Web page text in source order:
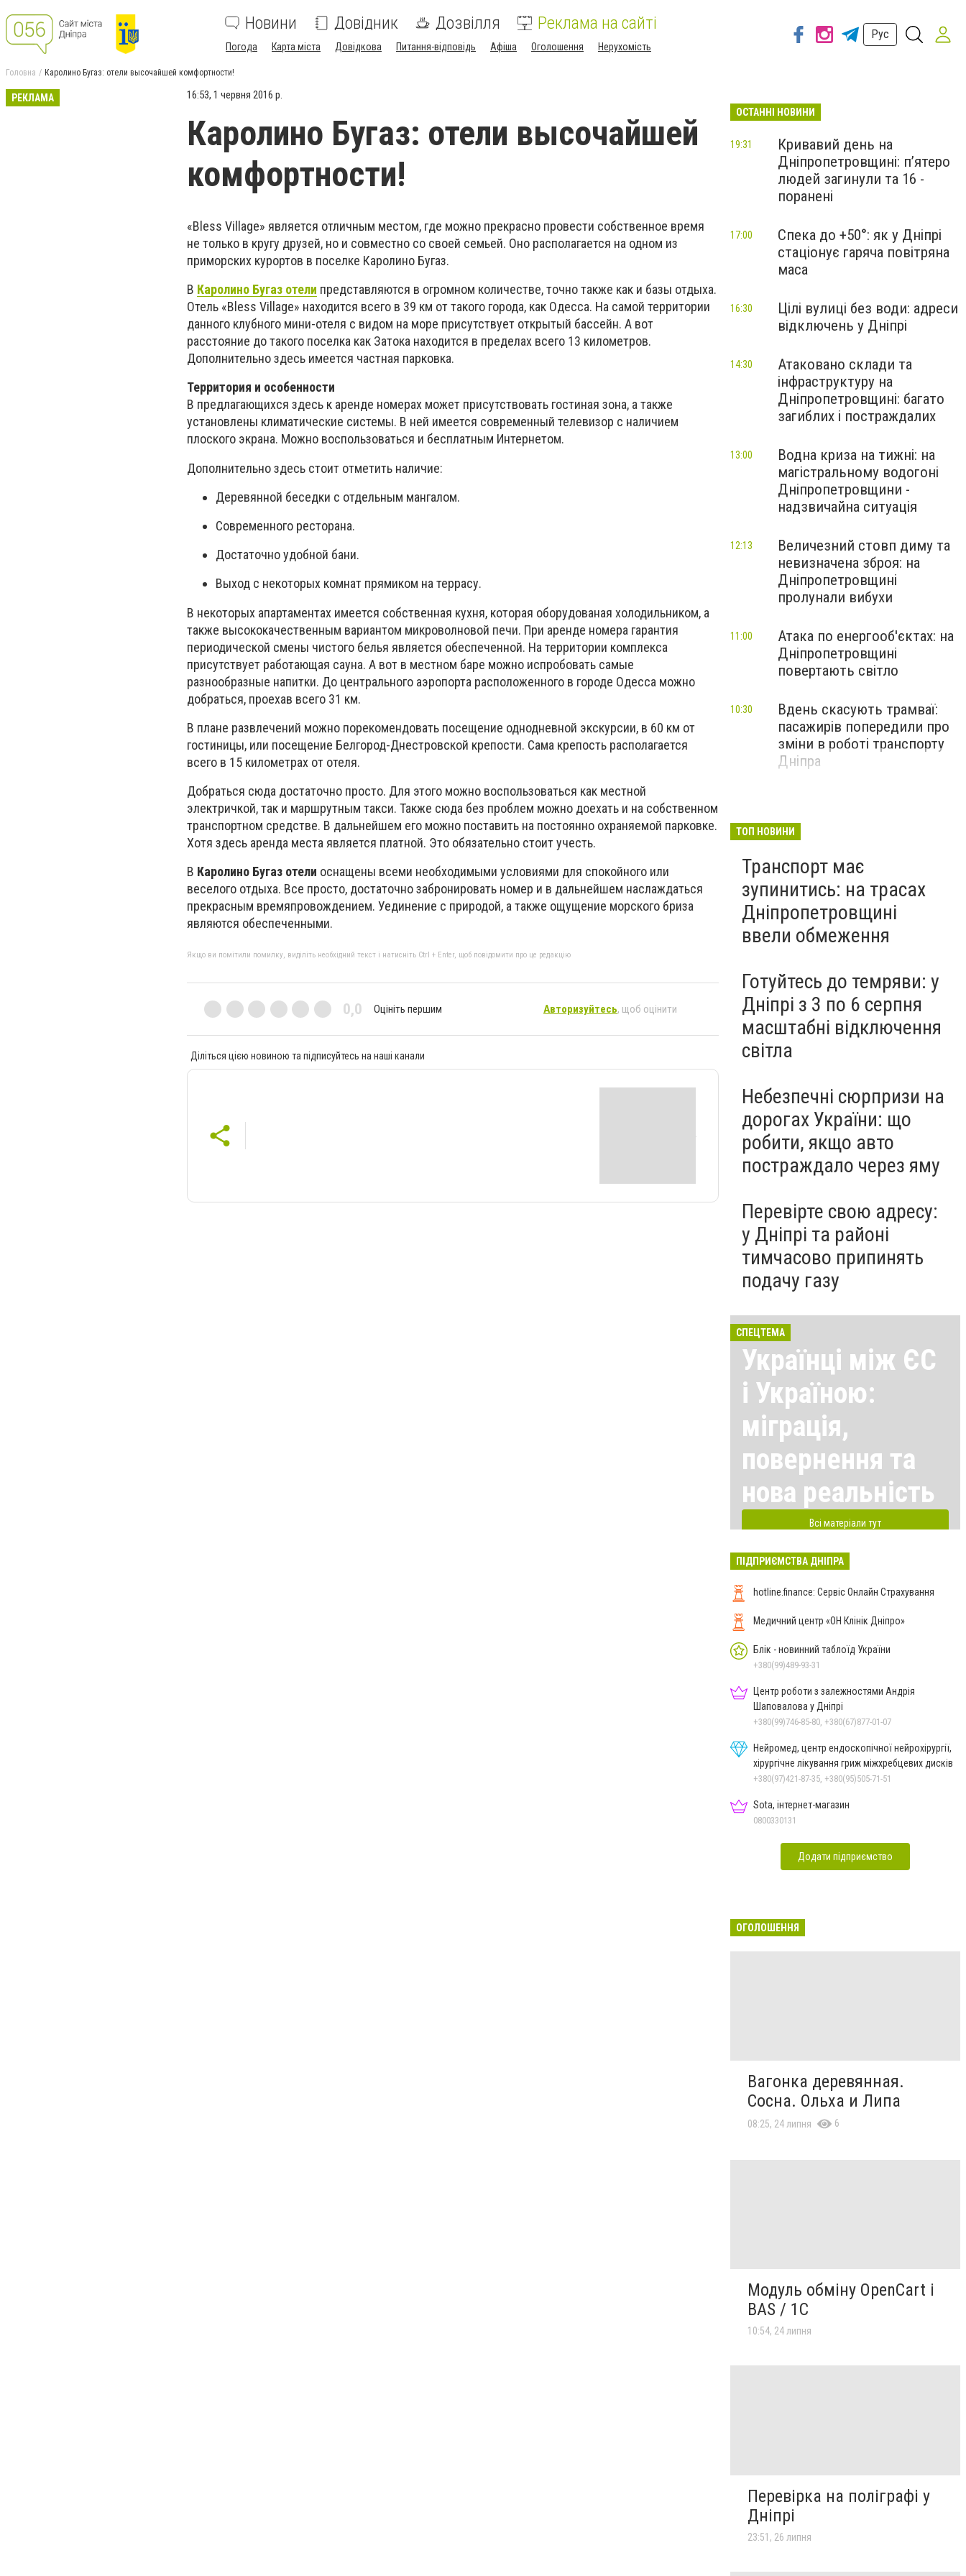
Новини Довідник Дозвілля Реклама на сайті
Погода Карта міста Довідкова Питання-відповідь Афіша Оголошення Нерухомість
Рус
Головна Каролино Бугаз: отели высочайшей комфортности!
РЕКЛАМА 16:53, 1 червня 2016 р.
Каролино Бугаз: отели высочайшей
комфортности!
«Bless Village» является отличным местом, где можно прекрасно провести собственное время
не только в кругу друзей, но и совместно со своей семьей. Оно располагается на одном из
приморских курортов в поселке Каролино Бугаз.
В Каролино Бугаз отели представляются в огромном количестве, точно также как и базы отдыха.
Отель «Bless Village» находится всего в 39 км от такого города, как Одесса. На самой территории
данного клубного мини-отеля с видом на море присутствует открытый бассейн. А вот
расстояние до такого поселка как Затока находится в пределах всего 13 километров.
Дополнительно здесь имеется частная парковка.
Территория и особенности
В предлагающихся здесь к аренде номерах может присутствовать гостиная зона, а также
установлены климатические системы. В ней имеется современный телевизор с наличием
плоского экрана. Можно воспользоваться и бесплатным Интернетом.
Дополнительно здесь стоит отметить наличие:
Деревянной беседки с отдельным мангалом.
Современного ресторана.
Достаточно удобной бани.
Выход с некоторых комнат прямиком на террасу.
В некоторых апартаментах имеется собственная кухня, которая оборудованая холодильником, а
также высококачественным вариантом микроволновой печи. При аренде номера гарантия
периодической смены чистого белья является обеспеченной. На территории комплекса
присутствует работающая сауна. А вот в местном баре можно испробовать самые
разнообразные напитки. До центрального аэропорта расположенного в городе Одесса можно
добраться, проехав всего 31 км.
В плане развлечений можно порекомендовать посещение однодневной экскурсии, в 60 км от
гостиницы, или посещение Белгород-Днестровской крепости. Сама крепость располагается
всего в 15 километрах от отеля.
Добраться сюда достаточно просто. Для этого можно воспользоваться как местной
электричкой, так и маршрутным такси. Также сюда без проблем можно доехать и на собственном
транспортном средстве. В дальнейшем его можно поставить на постоянно охраняемой парковке.
Хотя здесь аренда места является платной. Это обязательно стоит учесть.
В Каролино Бугаз отели оснащены всеми необходимыми условиями для спокойного или
веселого отдыха. Все просто, достаточно забронировать номер и в дальнейшем наслаждаться
прекрасным времяпровождением. Уединение с природой, а также ощущение морского бриза
являются обеспеченными.
Якщо ви помітили помилку, виділіть необхідний текст і натисніть Ctrl + Enter, щоб повідомити про це редакцію
0,0 Оцініть першим Авторизуйтесь, щоб оцінити
Діліться цією новиною та підписуйтесь на наші канали
ОСТАННІ НОВИНИ
Кривавий день на
Дніпропетровщині: п’ятеро
людей загинули та 16 -
поранені
19:31
Спека до +50°: як у Дніпрі
стаціонує гаряча повітряна
маса
17:00
Цілі вулиці без води: адреси
відключень у Дніпрі
16:30
Атаковано склади та
інфраструктуру на
Дніпропетровщині: багато
загиблих і постраждалих
14:30
Водна криза на тижні: на
магістральному водогоні
Дніпропетровщини -
надзвичайна ситуація
13:00
Величезний стовп диму та
невизначена зброя: на
Дніпропетровщині
пролунали вибухи
12:13
Атака по енергооб'єктах: на
Дніпропетровщині
повертають світло
11:00
Вдень скасують трамваї:
пасажирів попередили про
зміни в роботі транспорту
Дніпра
10:30
ТОП НОВИНИ
Транспорт має
зупинитись: на трасах
Дніпропетровщині
ввели обмеження
Готуйтесь до темряви: у
Дніпрі з 3 по 6 серпня
масштабні відключення
світла
Небезпечні сюрпризи на
дорогах України: що
робити, якщо авто
постраждало через яму
Перевірте свою адресу:
у Дніпрі та районі
тимчасово припинять
подачу газу
СПЕЦТЕМА
Українці між ЄС
і Україною:
міграція,
повернення та
нова реальність
Всі матеріали тут
ПІДПРИЄМСТВА ДНІПРА
hotline.finance: Сервіс Онлайн Страхування
Медичний центр «ОН Клінік Дніпро»
Блік - новинний таблоїд України
+380(99)489-93-31
Центр роботи з залежностями Андрія
Шаповалова у Дніпрі
+380(99)746-85-80, +380(67)877-01-07
Нейромед, центр ендоскопічної нейрохірургії,
хірургічне лікування гриж міжхребцевих дисків
+380(97)421-87-35, +380(95)505-71-51
Sota, інтернет-магазин
0800330131
Додати підприємство
ОГОЛОШЕННЯ
Вагонка деревянная.
Сосна. Ольха и Липа
08:25, 24 липня 6
Модуль обміну OpenCart і
BAS / 1С
10:54, 24 липня
Перевірка на поліграфі у
Дніпрі
23:51, 26 липня